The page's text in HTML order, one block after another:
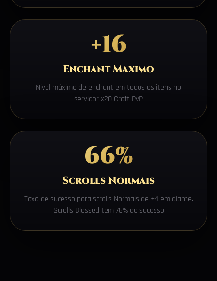
+16
Enchant Maximo
Nivel máximo de enchant em todos os itens no
servidor x20 Craft PvP
66%
Scrolls Normais
Taxa de sucesso para scrolls Normais de +4 em diante.
Scrolls Blessed tem 76% de sucesso